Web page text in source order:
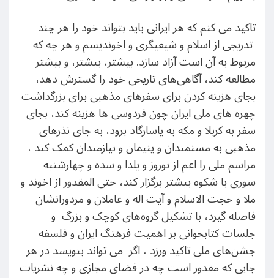
تاکید می کنم که هر ایرانی باید بتواند خود را هر چند
تدریجی از اسلام و شیعیگری و اخوندیسم و هر چه که
مربوط به آن است آزاد سازد. بیشتر، بیشتر، و بیشتر
مطالعه کند، آگاهی‌های تاریخی خود را گسترش دهد،
بجای هزینه کردن برای سفرهای مذهبی برای بزرگداشت
چهره های ملی ایران چون فردوسی ها هزینه کند، بجای
سفر به کربلا و مکه به پاسارگاد برود، به جای نذرهای
مذهبی به مستمندان و یتیمان و نیازمندان کمک کند ،
مراسم ملی را اعم از نوروز و یلدا و سده و چهارشنبه
سوری با شکوه بیشتر برگزار کند، حتی المقدور از اخوند و
ملا و حجت الاسلام و آیت اله و عاملان و مزدورانشان
فاصله گیرد، با تشکیل گروه‌های کوچک و بزرگ و
جلسات کتابخوانی بر اهمیت فرهنگ ایران و فلسفه
جشن‌های ملی تاکید ورزد ، اگر می تواند بنویسد در هر
جایی که مقدور است چه در فضای مجازی و چه نشریات